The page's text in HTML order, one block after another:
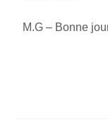
M.G – Bonne